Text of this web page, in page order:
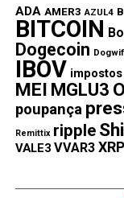
ADA AMER3 AZUL4
BITCOIN
Dogecoin
IBOV impostos
MEI MGLU3
poupança
Remittix ripple
VALE3 VVAR3 XRP